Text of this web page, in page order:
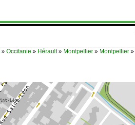
» Occitanie » Hérault» Montpellier » Montpellier »